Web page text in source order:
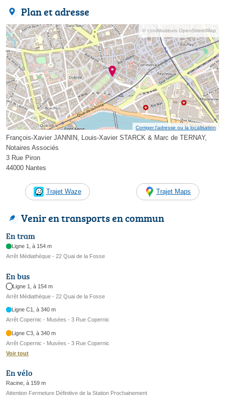
Plan et adresse
© contributeurs OpenStreetMap
Corriger l’adresse ou la localisation
François-Xavier JANNIN, Louis-Xavier STARCK & Marc de TERNAY,
Notaires Associés
3 Rue Piron
44000 Nantes
Trajet Waze Trajet Maps
Venir en transports en commun
En tram
Ligne 1, à 154 m
Arrêt Médiathèque - 22 Quai de la Fosse
En bus
Ligne 1, à 154 m
Arrêt Médiathèque - 22 Quai de la Fosse
Ligne C1, à 340 m
Arrêt Copernic - Musées - 3 Rue Copernic
Ligne C3, à 340 m
Arrêt Copernic - Musées - 3 Rue Copernic
Voir tout
En vélo
Racine, à 159 m
Attention Fermeture Définitive de la Station Prochainement